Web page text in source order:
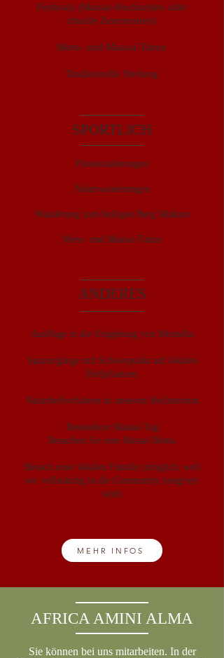
Festivals (Massai-Hochzeiten oder
rituelle Zeremonien)
Meru- und Maasai-Tänze
Traditionelle Heilung
SPORTLICH
Flusswanderungen
Naturwanderungen
Wanderung zum heiligen Berg Mukuru
Meru- und Maasai-Tänze
ANDERES
Ausflüge in die Umgebung von Momella
Spaziergänge mit Schwerpunkt auf lokalen
Heilpflanzen
Naturheilverfahren in unserem Heilzentrum
Besonderer Massai-Tag
Besuchen Sie eine Massai-Boma
Besuch einer lokalen Familie (möglich, weil
wir vollständig in die Community integriert
sind)
MEHR INFOS
AFRICA AMINI ALMA
Sie können bei uns mitarbeiten. In der